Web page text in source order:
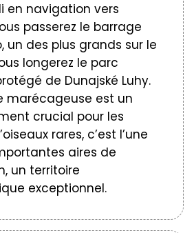
en navigation vers
passerez le barrage
un des plus grands sur le
longerez le parc
de Dunajské Luhy.
marécageuse est un
crucial pour les
rares, c’est l’une
aires de
un territoire
exceptionnel.